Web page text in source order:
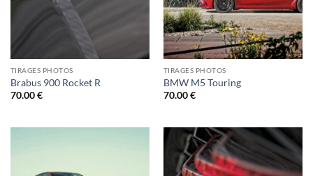
TIRAGES PHOTOS
Brabus 900 Rocket R
70.00€
TIRAGES PHOTOS
BMW M5 Touring
70.00€